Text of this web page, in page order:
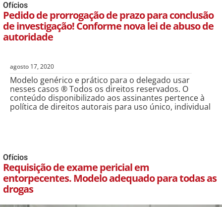
Ofícios
Pedido de prorrogação de prazo para conclusão
de investigação! Conforme nova lei de abuso de
autoridade
agosto 17, 2020
Modelo genérico e prático para o delegado usar
nesses casos ® Todos os direitos reservados. O
conteúdo disponibilizado aos assinantes pertence à
política de direitos autorais para uso único, individual
Ofícios
Requisição de exame pericial em
entorpecentes. Modelo adequado para todas as
drogas